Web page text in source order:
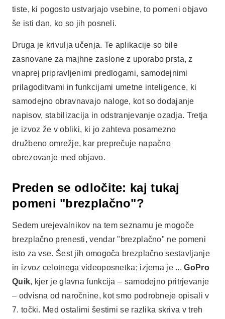
tiste, ki pogosto ustvarjajo vsebine, to pomeni objavo
še isti dan, ko so jih posneli.
Druga je krivulja učenja. Te aplikacije so bile
zasnovane za majhne zaslone z uporabo prsta, z
vnaprej pripravljenimi predlogami, samodejnimi
prilagoditvami in funkcijami umetne inteligence, ki
samodejno obravnavajo naloge, kot so dodajanje
napisov, stabilizacija in odstranjevanje ozadja. Tretja
je izvoz že v obliki, ki jo zahteva posamezno
družbeno omrežje, kar preprečuje napačno
obrezovanje med objavo.
Preden se odločite: kaj tukaj
pomeni "brezplačno"?
Sedem urejevalnikov na tem seznamu je mogoče
brezplačno prenesti, vendar "brezplačno" ne pomeni
isto za vse. Šest jih omogoča brezplačno sestavljanje
in izvoz celotnega videoposnetka; izjema je ...GoPro
Quik, kjer je glavna funkcija – samodejno pritrjevanje
– odvisna od naročnine, kot smo podrobneje opisali v
7. točki. Med ostalimi šestimi se razlika skriva v treh